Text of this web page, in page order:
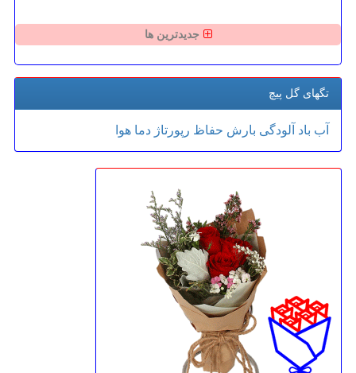
جدیدترین ها
تگهای گل پیچ
آب باد آلودگی بارش حفاظ رپورتاژ دما هوا